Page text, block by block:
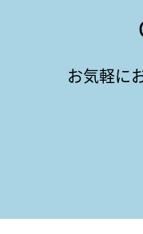
お気軽に